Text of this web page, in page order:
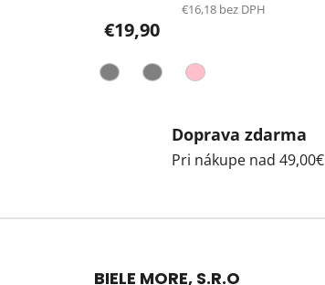
€16,18 bez DPH
€19,90
Doprava zdarma
Pri nákupe nad 49,00€
BIELE MORE, S.R.O